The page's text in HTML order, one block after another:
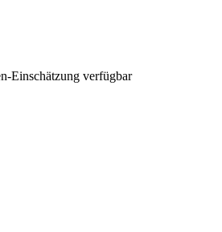
Einschätzung verfügbar